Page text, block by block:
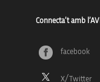
Connecta’t amb l’AVI
facebook